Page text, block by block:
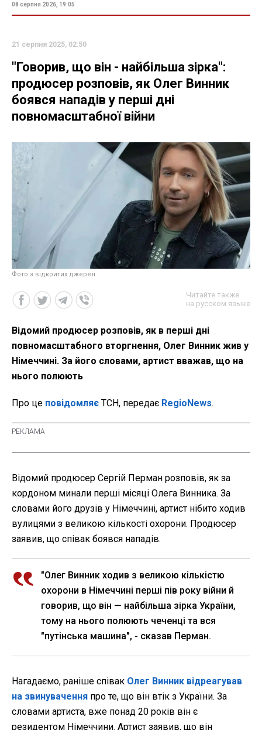
08 серпня 2026, 19:05
21 серпня 2025, 02:50
"Говорив, що він - найбільша зірка":
продюсер розповів, як Олег Винник
боявся нападів у перші дні
повномасштабної війни
Фото з відкритих джерел
Читайте также
на русском языке
Відомий продюсер розповів, як в перші дні
повномасштабного вторгнення, Олег Винник жив у
Німеччині. За його словами, артист вважав, що на
нього полюють
Про це повідомляє ТСН, передає RegioNews.
Відомий продюсер Сергій Перман розповів, як за
кордоном минали перші місяці Олега Винника. За
словами його друзів у Німеччині, артист нібито ходив
вулицями з великою кількості охорони. Продюсер
заявив, що співак боявся нападів.
"Олег Винник ходив з великою кількістю
охорони в Німеччині перші пів року війни й
говорив, що він — найбільша зірка України,
тому на нього полюють чеченці та вся
"путінська машина", - сказав Перман.
Нагадаємо, раніше співак Олег Винник відреагував
на звинувачення про те, що він втік з України. За
словами артиста, вже понад 20 років він є
резидентом Німеччини. Артист заявив, що він